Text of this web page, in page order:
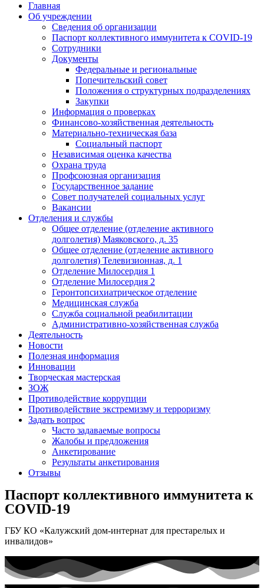
Главная
Об учреждении
Сведения об организации
Паспорт коллективного иммунитета к COVID-19
Сотрудники
Документы
Федеральные и региональные
Попечительский совет
Положения о структурных подразделениях
Закупки
Информация о проверках
Финансово-хозяйственная деятельность
Материально-техническая база
Социальный паспорт
Независимая оценка качества
Охрана труда
Профсоюзная организация
Государственное задание
Совет получателей социальных услуг
Вакансии
Отделения и службы
Общее отделение (отделение активного
долголетия) Маяковского, д. 35
Общее отделение (отделение активного
долголетия) Телевизионная, д. 1
Отделение Милосердия 1
Отделение Милосердия 2
Геронтопсихиатрическое отделение
Медицинская служба
Служба социальной реабилитации
Административно-хозяйственная служба
Деятельность
Новости
Полезная информация
Инновации
Творческая мастерская
ЗОЖ
Противодействие коррупции
Противодействие экстремизму и терроризму
Задать вопрос
Часто задаваемые вопросы
Жалобы и предложения
Анкетирование
Результаты анкетирования
Отзывы
Паспорт коллективного иммунитета к
COVID-19
ГБУ КО «Калужский дом-интернат для престарелых и
инвалидов»